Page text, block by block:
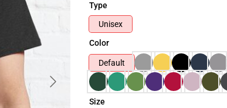
Type
Unisex
Color
Default
Size